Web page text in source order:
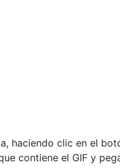
haciendo clic en el
contiene el GIF y